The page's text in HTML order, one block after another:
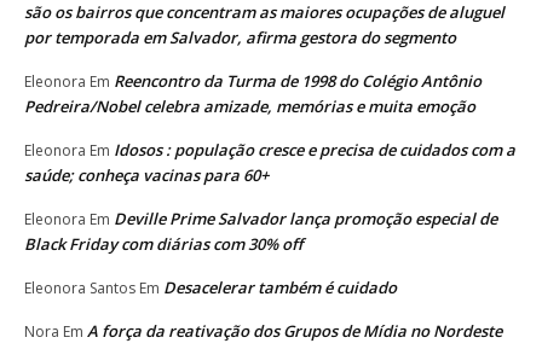
são os bairros que concentram as maiores ocupações de aluguel
por temporada em Salvador, afirma gestora do segmento
Eleonora Em Reencontro da Turma de 1998 do Colégio Antônio
Pedreira/Nobel celebra amizade, memórias e muita emoção
Eleonora Em Idosos : população cresce e precisa de cuidados com a
saúde; conheça vacinas para 60+
Eleonora Em Deville Prime Salvador lança promoção especial de
Black Friday com diárias com 30% off
Eleonora Santos Em Desacelerar também é cuidado
Nora Em A força da reativação dos Grupos de Mídia no Nordeste